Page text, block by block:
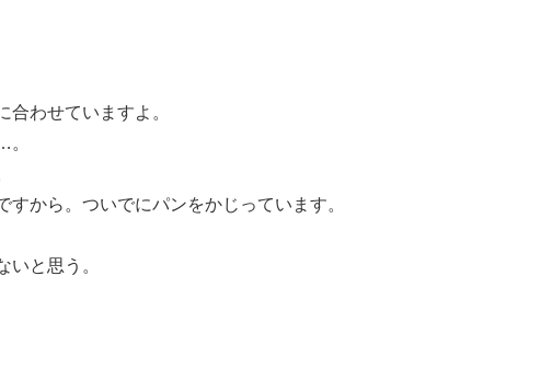
わせていますよ。
。
から。ついでにパンをかじっています。
いと思う。